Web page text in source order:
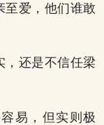
至爱，他们谁敢
，还是不信任梁
易，但实则极